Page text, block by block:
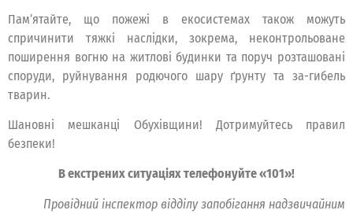
Пам’ятайте, що пожежі в екосистемах також можуть
спричинити тяжкі наслідки, зокрема, неконтрольоване
поширення вогню на житлові будинки та поруч розташовані
споруди, руйнування родючого шару ґрунту та за-гибель
тварин.
Шановні мешканці Обухівщини! Дотримуйтесь правил
безпеки!
В екстрених ситуаціях телефонуйте «101»!
Провідний інспектор відділу запобігання надзвичайним